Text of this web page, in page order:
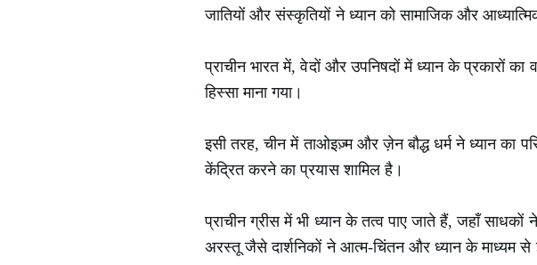
जातियों और संस्कृतियों ने ध्यान को सामाजिक और
प्राचीन भारत में, वेदों और उपनिषदों में ध्यान के प्रकारों
हिस्सा माना गया।
इसी तरह, चीन में ताओइज़्म और ज़ेन बौद्ध धर्म ने ध्यान का
केंद्रित करने का प्रयास शामिल है।
प्राचीन ग्रीस में भी ध्यान के तत्व पाए जाते हैं, जहाँ
अरस्तू जैसे दार्शनिकों ने आत्म-चिंतन और ध्यान के माध्यम से